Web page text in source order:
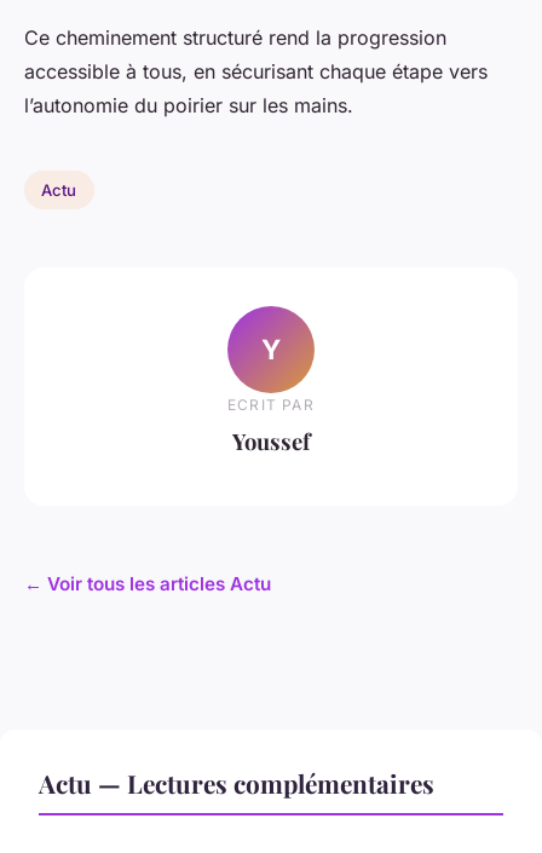
Ce cheminement structuré rend la progression
accessible à tous, en sécurisant chaque étape vers
l’autonomie du poirier sur les mains.
Actu
Y
ECRIT PAR
Youssef
← Voir tous les articles Actu
Actu — Lectures complémentaires